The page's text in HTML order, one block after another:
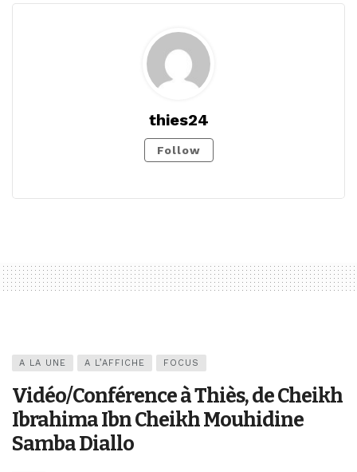
thies24
Follow
A LA UNE A L’AFFICHE FOCUS
Vidéo/Conférence à Thiès, de Cheikh
Ibrahima Ibn Cheikh Mouhidine
Samba Diallo